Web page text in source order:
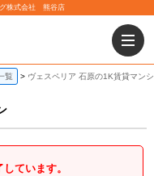
グ株式会社 熊谷店
覧 ヴェスペリア 石原の1K賃貸マン
ています。